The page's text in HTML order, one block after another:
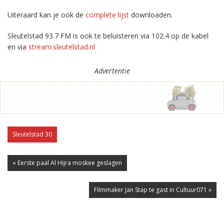
Uiteraard kan je ook de complete lijst downloaden.
Sleutelstad 93.7 FM is ook te beluisteren via 102.4 op de kabel
en via stream.sleutelstad.nl
Advertentie
Sleutelstad 30
« Eerste paal Al Hijra moskee geslagen
Filmmaker Jan Stap te gast in Cultuur071 »